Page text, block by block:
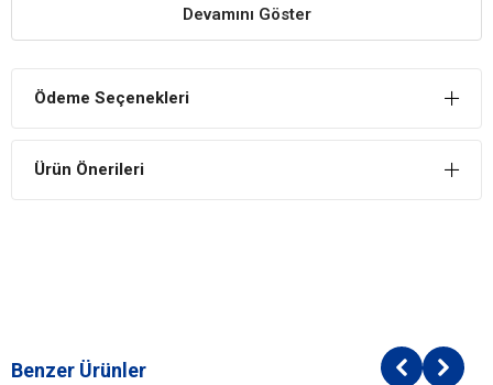
Yavru kedilerin çiğneme yapısına uygun, lezzetli ve yumuşak parça
formu sunar.
E ve C vitaminleri içeren özel antioksidan kompleksi ile bağışıklık
Büyüme ve Kilo Kontrolü
Bitkisel orijinli türevler
Devamını Göster
Ödeme Seçenekleri
Ürün Önerileri
Benzer Ürünler